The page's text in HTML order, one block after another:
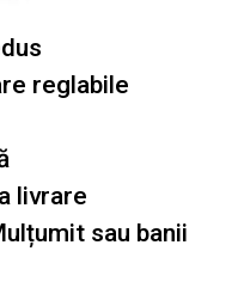
reglabile
livrare
sau banii